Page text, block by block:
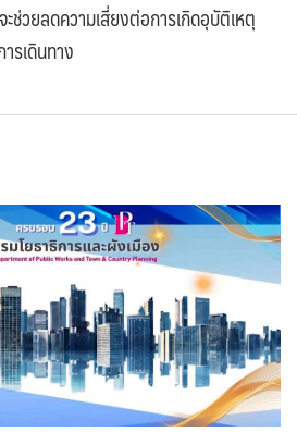
ช่วยลดความเสี่ยงต่อการเกิดอุบัติเหตุ
รเดินทาง